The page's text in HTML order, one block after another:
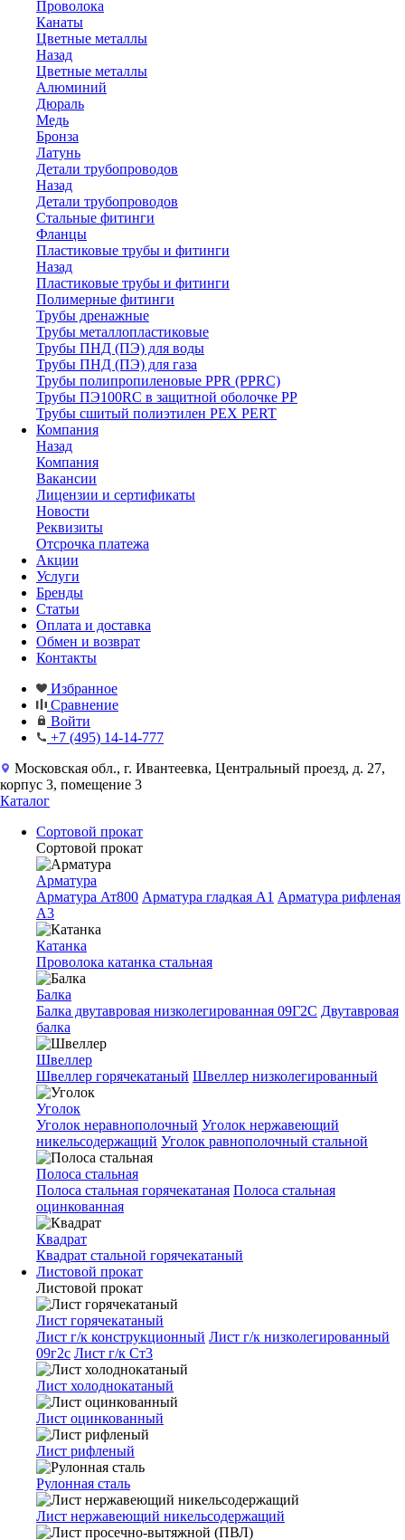
Проволока
Канаты
Цветные металлы
Назад
Цветные металлы
Алюминий
Дюраль
Медь
Бронза
Латунь
Детали трубопроводов
Назад
Детали трубопроводов
Стальные фитинги
Фланцы
Пластиковые трубы и фитинги
Назад
Пластиковые трубы и фитинги
Полимерные фитинги
Трубы дренажные
Трубы металлопластиковые
Трубы ПНД (ПЭ) для воды
Трубы ПНД (ПЭ) для газа
Трубы полипропиленовые PPR (PPRC)
Трубы ПЭ100RC в защитной оболочке PP
Трубы сшитый полиэтилен PEX PERT
Компания
Назад
Компания
Вакансии
Лицензии и сертификаты
Новости
Реквизиты
Отсрочка платежа
Акции
Услуги
Бренды
Статьи
Оплата и доставка
Обмен и возврат
Контакты
Избранное
Сравнение
Войти
+7 (495) 14-14-777
Московская обл., г. Ивантеевка, Центральный проезд, д. 27,
корпус 3, помещение 3
Каталог
Сортовой прокат
Сортовой прокат
Арматура
Арматура Ат800 Арматура гладкая A1 Арматура рифленая
A3
Катанка
Проволока катанка стальная
Балка
Балка двутавровая низколегированная 09Г2С Двутавровая
балка
Швеллер
Швеллер горячекатаный Швеллер низколегированный
Уголок
Уголок неравнополочный Уголок нержавеющий
никельсодержащий Уголок равнополочный стальной
Полоса стальная
Полоса стальная горячекатаная Полоса стальная
оцинкованная
Квадрат
Квадрат стальной горячекатаный
Листовой прокат
Листовой прокат
Лист горячекатаный
Лист г/к конструкционный Лист г/к низколегированный
09г2с Лист г/к Ст3
Лист холоднокатаный
Лист оцинкованный
Лист рифленый
Рулонная сталь
Лист нержавеющий никельсодержащий